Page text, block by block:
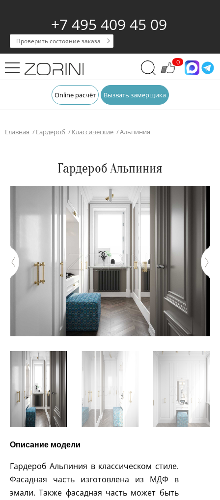
+7 495 409 45 09
Проверить состояние заказа
0
Online расчёт Вызвать замерщика
Главная Гардероб Классические Альпиния
Гардероб Альпиния
Описание модели
Гардероб Альпиния в классическом стиле.
Фасадная часть изготовлена из МДФ в
эмали. Также фасадная часть может быть